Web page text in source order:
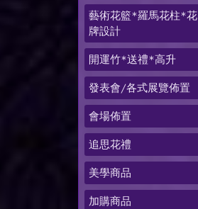
藝術花籃*羅馬花柱*花
牌設計
開運竹*送禮*高升
發表會/各式展覽佈置
會場佈置
追思花禮
美學商品
加購商品